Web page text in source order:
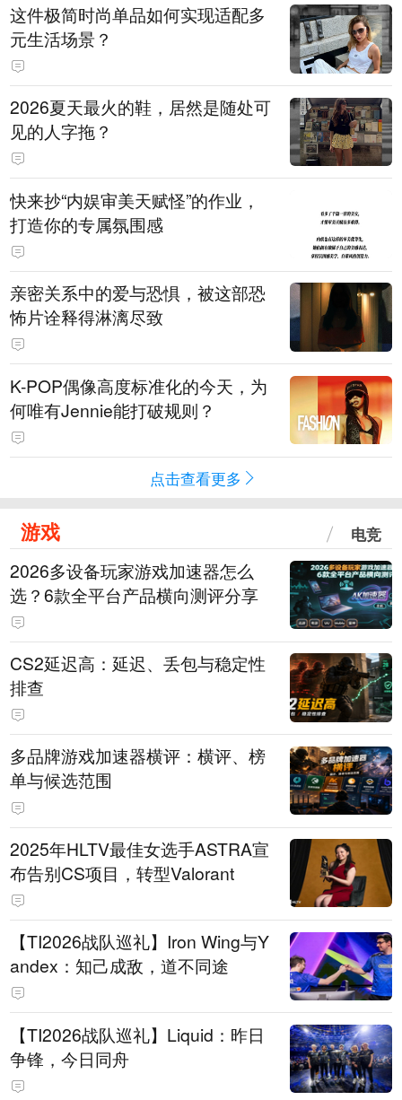
这件极简时尚单品如何实现适配多
元生活场景？
2026夏天最火的鞋，居然是随处可
见的人字拖？
快来抄“内娱审美天赋怪”的作业，
打造你的专属氛围感
亲密关系中的爱与恐惧，被这部恐
怖片诠释得淋漓尽致
K-POP偶像高度标准化的今天，为
何唯有Jennie能打破规则？
点击查看更多
游戏 电竞
2026多设备玩家游戏加速器怎么
选？6款全平台产品横向测评分享
CS2延迟高：延迟、丢包与稳定性
排查
多品牌游戏加速器横评：横评、榜
单与候选范围
2025年HLTV最佳女选手ASTRA宣
布告别CS项目，转型Valorant
【TI2026战队巡礼】Iron Wing与Y
andex：知己成敌，道不同途
【TI2026战队巡礼】Liquid：昨日
争锋，今日同舟